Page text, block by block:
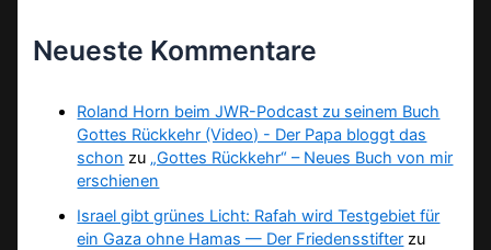
Neueste Kommentare
Roland Horn beim JWR-Podcast zu seinem Buch
Gottes Rückkehr (Video) - Der Papa bloggt das
schon zu „Gottes Rückkehr“ – Neues Buch von mir
erschienen
Israel gibt grünes Licht: Rafah wird Testgebiet für
ein Gaza ohne Hamas — Der Friedensstifter zu